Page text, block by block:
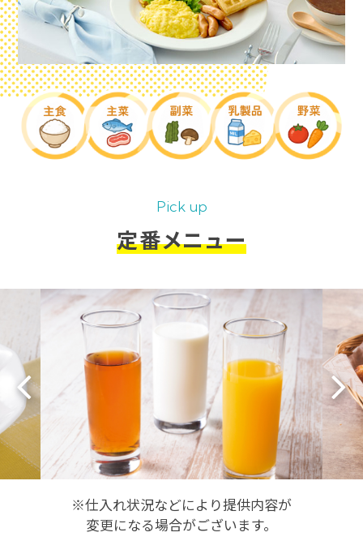
Pick up
定番メニュー
※仕入れ状況などにより提供内容が
変更になる場合がございます。